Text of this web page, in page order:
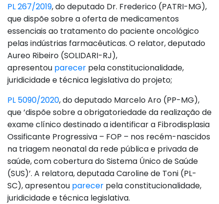
PL 267/2019, do deputado Dr. Frederico (PATRI-MG),
que dispõe sobre a oferta de medicamentos
essenciais ao tratamento do paciente oncológico
pelas indústrias farmacêuticas. O relator, deputado
Aureo Ribeiro (SOLIDARI-RJ),
apresentou parecer pela constitucionalidade,
juridicidade e técnica legislativa do projeto;
PL 5090/2020, do deputado Marcelo Aro (PP-MG),
que ’dispõe sobre a obrigatoriedade da realização de
exame clínico destinado a identificar a Fibrodisplasia
Ossificante Progressiva – FOP – nos recém-nascidos
na triagem neonatal da rede pública e privada de
saúde, com cobertura do Sistema Único de Saúde
(SUS)’. A relatora, deputada Caroline de Toni (PL-
SC), apresentou parecer pela constitucionalidade,
juridicidade e técnica legislativa.